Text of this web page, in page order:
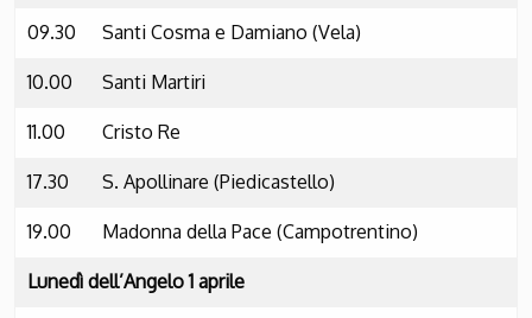
09.30 Santi Cosma e Damiano (Vela)
10.00 Santi Martiri
11.00 Cristo Re
17.30 S. Apollinare (Piedicastello)
19.00 Madonna della Pace (Campotrentino)
Lunedì dell’Angelo 1 aprile